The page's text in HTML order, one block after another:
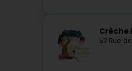
Crèche
52 Rue